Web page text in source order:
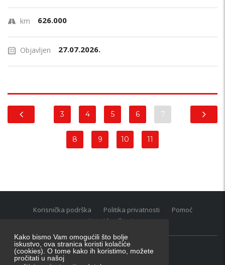
Kako bismo Vam omogućili što bolje
iskustvo, ova stranica koristi kolačiće
(cookies). O tome kako ih koristimo, možete
pročitati u našoj
km 626.000
Objavljen 27.07.2026.
3 4 5 6 7
8 9 10 11
Korisnička podrška Politika privatnosti
Pomoć
Uvjeti korištenja
Oglasnik grupacija:posao.hr|oglasnik.hr|auti.hr